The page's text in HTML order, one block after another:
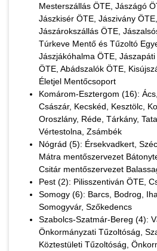
Mesterszállás ÖTE, Jászágó
Jászkisér ÖTE, Jászivány
Jászárokszállás ÖTE,
Túrkeve Mentő és Tűzoltó
Jászjákóhalma ÖTE,
ÖTE, Abádszalók ÖTE,
Életjel Mentőcsoport
Komárom-Esztergom (16):
Császár, Kecskéd, Kesztölc,
Oroszlány, Réde, Tárkány,
Vértestolna, Zsámbék
Nógrád (5): Érsekvadkert,
Mátra mentőszervezet
Csitár mentőszervezet
Pest (2): Pilisszentiván ÖTE,
Somogy (6): Barcs, Bodrog,
Somogyvár, Szőkedencs
Szabolcs-Szatmár-Bereg (4):
Önkormányzati Tűzoltóság,
Köztestületi Tűzoltóság,